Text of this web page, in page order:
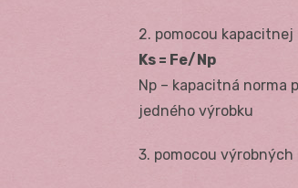
2. pomocou
Ks = Fe/Np
Np – kapacitná norma
jedného výrobku
3. pomocou výrobných